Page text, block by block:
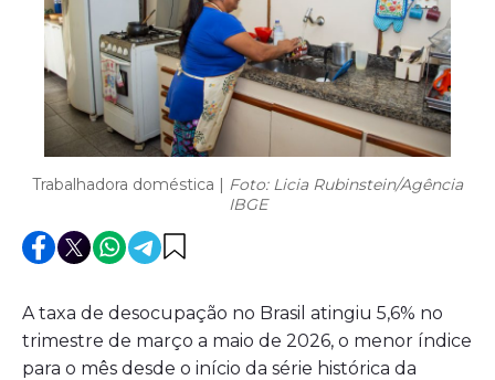
Trabalhadora doméstica | Foto: Licia Rubinstein/Agência
IBGE
A taxa de desocupação no Brasil atingiu 5,6% no
trimestre de março a maio de 2026, o menor índice
para o mês desde o início da série histórica da